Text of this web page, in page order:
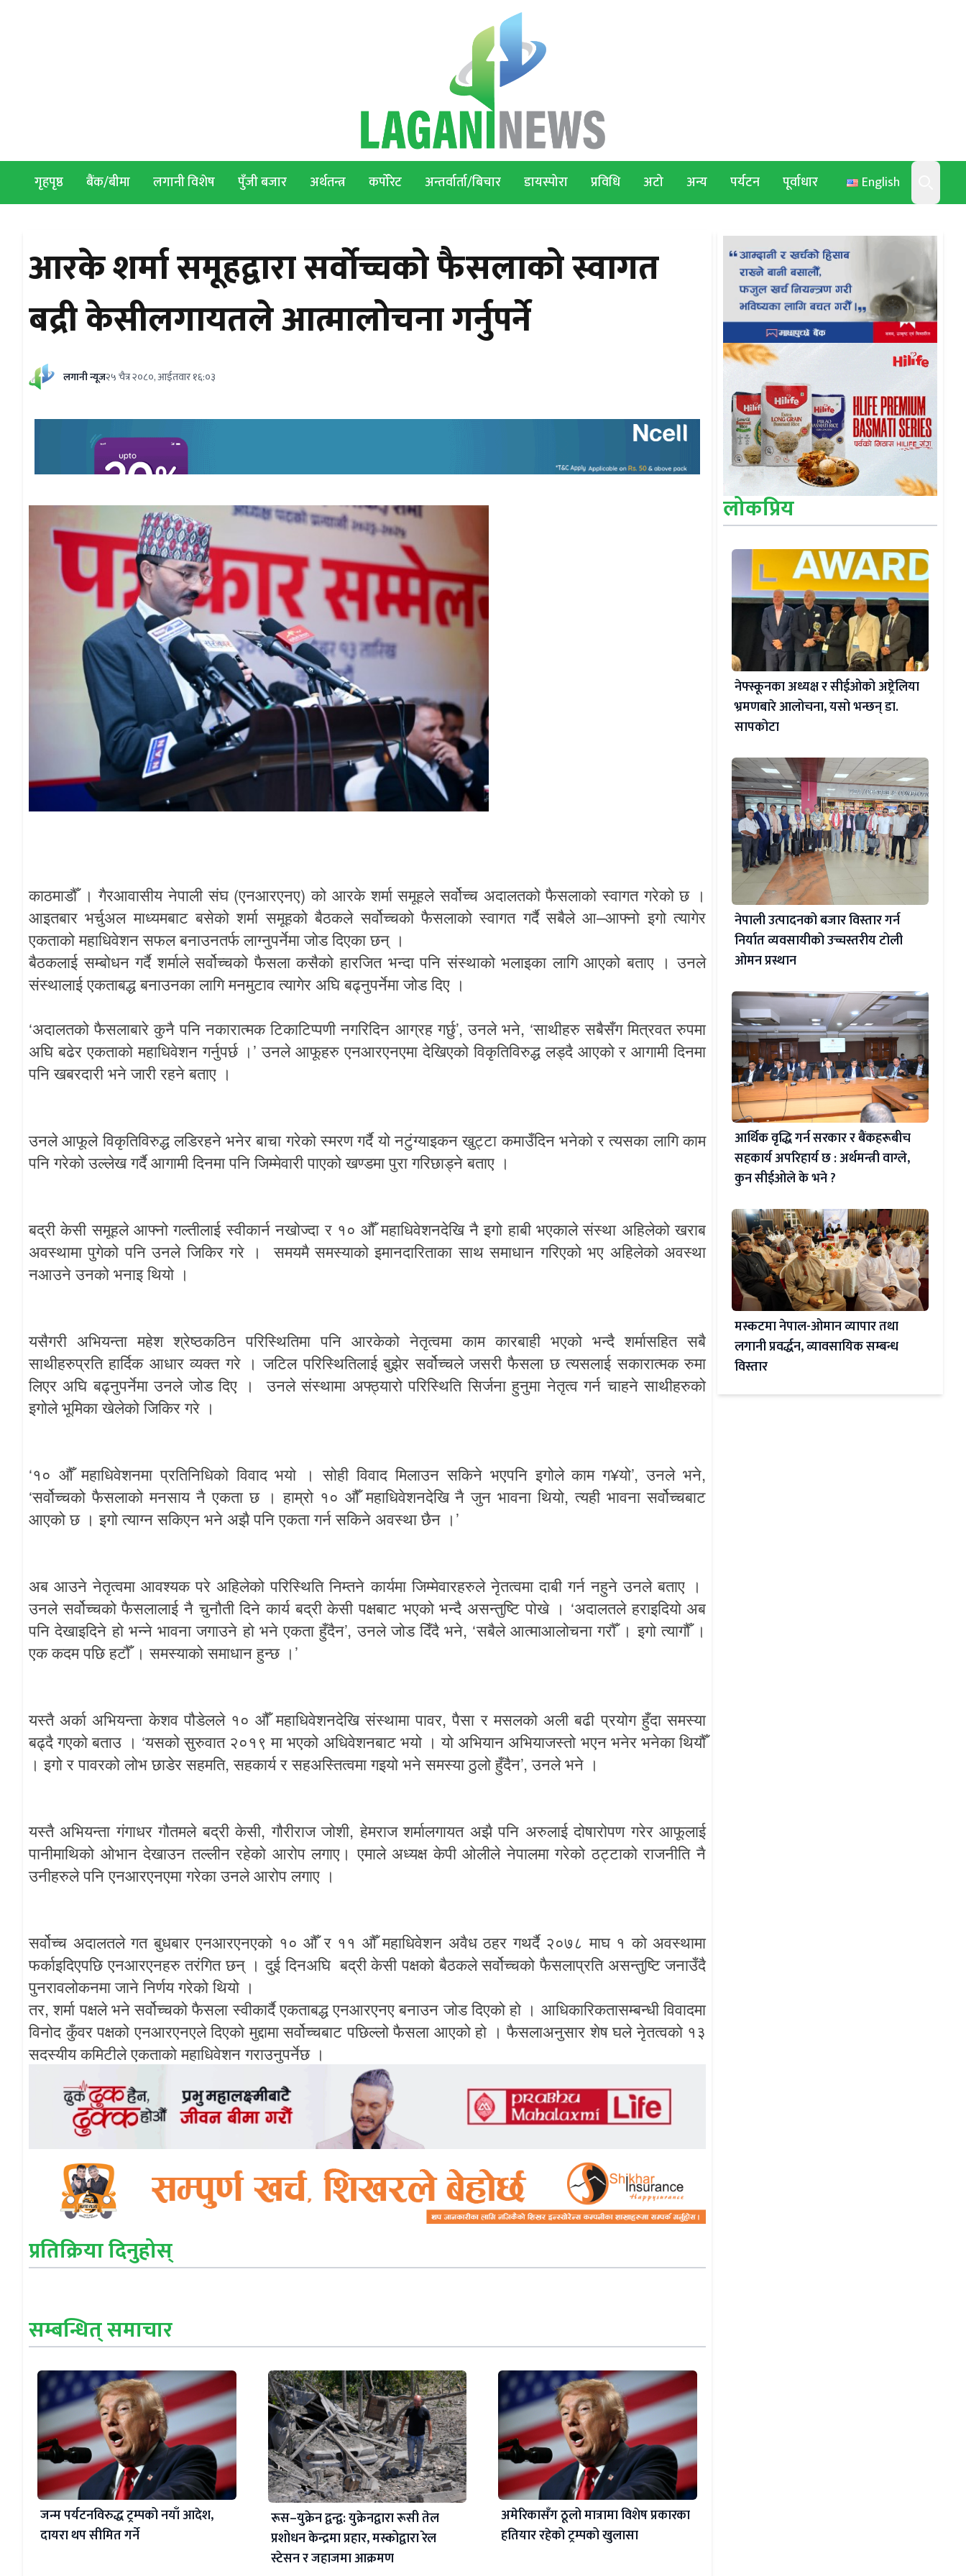
English
Search
गृहपृष्ठ बैंक/बीमा लगानी विशेष पुँजी बजार अर्थतन्त्र कर्पोरेट अन्तर्वार्ता/बिचार डायस्पोरा प्रविधि अटो अन्य पर्यटन पूर्वाधार
आरके शर्मा समूहद्वारा सर्वोच्चको फैसलाको स्वागत
बद्री केसीलगायतले आत्मालोचना गर्नुपर्ने
लगानी न्यूज२५ चैत्र २०८०, आईतवार १६:०३
काठमाडौँ । गैरआवासीय नेपाली संघ(एनआरएनए)को आरके शर्मा समूहले सर्वोच्च अदालतको फैसलाको स्वागत गरेको छ
।
आइतबार भर्चुअल माध्यमबाट बसेको शर्मा समूहको बैठकले सर्वोच्चको फैसलाको स्वागत गर्दै सबैले आ–आफ्नो इगो त्यागेर
एकताको महाधिवेशन सफल बनाउनतर्फ लाग्नुपर्नेमा जोड दिएका छन् ।
बैठकलाई सम्बोधन गर्दै शर्माले सर्वोच्चको फैसला कसैको हारजित भन्दा पनि संस्थाको भलाइका लागि आएको बताए । उनले
संस्थालाई एकताबद्ध बनाउनका लागि मनमुटाव त्यागेर अघि बढ्नुपर्नेमा जोड दिए ।
‘अदालतको फैसलाबारे कुनै पनि नकारात्मक टिकाटिप्पणी नगरिदिन आग्रह गर्छु’,उनले भने, ‘साथीहरु सबैसँग मित्रवत रुपमा
अघि बढेर एकताको महाधिवेशन गर्नुपर्छ । ’उनले आफूहरु एनआरएनएमा देखिएको विकृतिविरुद्ध लड्दै आएको र आगामी दिनमा
पनि खबरदारी भने जारी रहने बताए ।
उनले आफूले विकृतिविरुद्ध लडिरहने भनेर बाचा गरेको स्मरण गर्दै यो नटुंग्याइकन खुट्टा कमाउँदिन भनेको र त्यसका लागि काम
पनि गरेको उल्लेख गर्दै आगामी दिनमा पनि जिम्मेवारी पाएको खण्डमा पुरा गरिछाड्ने बताए ।
बद्री केसी समूहले आफ्नो गल्तीलाई स्वीकार्न नखोज्दा र १० औँ महाधिवेशनदेखि नै इगो हाबी भएकाले संस्था अहिलेको खराब
अवस्थामा पुगेको पनि उनले जिकिर गरे । समयमै समस्याको इमानदारिताका साथ समाधान गरिएको भए अहिलेको अवस्था
नआउने उनको भनाइ थियो ।
यसैगरी अभियन्ता महेश श्रेष्ठकठिन परिस्थितिमा पनि आरकेको नेतृत्वमा काम कारबाही भएको भन्दै शर्मासहित सबै
साथीहरुप्रति हार्दिक आधार व्यक्त गरे । जटिल परिस्थितिलाई बुझेर सर्वोच्चले जसरी फैसला छ त्यसलाई सकारात्मक रुमा
लिएर अघि बढ्नुपर्नेमा उनले जोड दिए । उनले संस्थामा अफ्ठ्यारो परिस्थिति सिर्जना हुनुमा नेतृत्व गर्न चाहने साथीहरुको
इगोले भूमिका खेलेको जिकिर गरे ।
‘१० औँ महाधिवेशनमा प्रतिनिधिको विवाद भयो । सोही विवाद मिलाउन सकिने भएपनि इगोले काम ग¥यो’,उनले भने,
‘सर्वोच्चको फैसलाको मनसाय नै एकता छ । हाम्रो १० औँ महाधिवेशनदेखि नै जुन भावना थियो,त्यही भावना सर्वोच्चबाट
आएको छ । इगो त्याग्न सकिएन भने अझै पनि एकता गर्न सकिने अवस्था छैन । ’
अब आउने नेतृत्वमा आवश्यक परे अहिलेको परिस्थिति निम्तने कार्यमा जिम्मेवारहरुले नेृतत्वमा दाबी गर्न नहुने उनले बताए
।
उनले सर्वोच्चको फैसलालाई नै चुनौती दिने कार्य बद्री केसी पक्षबाट भएको भन्दै असन्तुष्टि पोखे । ‘अदालतले हराइदियो अब
पनि देखाइदिने हो भन्ने भावना जगाउने हो भने एकता हुँदैन’,उनले जोड दिँदै भने, ‘सबैले आत्माआलोचना गरौँ । इगो त्यागौँ
।
एक कदम पछि हटौँ । समस्याको समाधान हुन्छ । ’
यस्तै अर्का अभियन्ता केशव पौडेलले १० औँ महाधिवेशनदेखि संस्थामा पावर,पैसा र मसलको अली बढी प्रयोग हुँदा समस्या
बढ्दै गएको बताउ । ‘यसको सुरुवात २०१९ मा भएको अधिवेशनबाट भयो । यो अभियान अभियाजस्तो भएन भनेर भनेका थियौँ
। इगो र पावरको लोभ छाडेर सहमति,सहकार्य र सहअस्तित्वमा गइयो भने समस्या ठुलो हुँदैन’,उनले भने ।
यस्तै अभियन्ता गंगाधर गौतमले बद्री केसी,गौरीराज जोशी,हेमराज शर्मालगायत अझै पनि अरुलाई दोषारोपण गरेर आफूलाई
पानीमाथिको ओभान देखाउन तल्लीन रहेको आरोप लगाए। एमाले अध्यक्ष केपी ओलीले नेपालमा गरेको ठट्टाको राजनीति नै
उनीहरुले पनि एनआरएनएमा गरेका उनले आरोप लगाए ।
सर्वोच्च अदालतले गत बुधबार एनआरएनएको १० औँ र ११ औँ महाधिवेशन अवैध ठहर गथर्दै २०७८ माघ १ को अवस्थामा
फर्काइदिएपछि एनआरएनहरु तरंगित छन् । दुई दिनअघि बद्री केसी पक्षको बैठकले सर्वोच्चको फैसलाप्रति असन्तुष्टि जनाउँदै
पुनरावलोकनमा जाने निर्णय गरेको थियो ।
तर,शर्मा पक्षले भने सर्वोच्चको फैसला स्वीकार्दै एकताबद्ध एनआरएनए बनाउन जोड दिएको हो । आधिकारिकतासम्बन्धी विवादमा
विनोद कुँवर पक्षको एनआरएनएले दिएको मुद्दामा सर्वोच्चबाट पछिल्लो फैसला आएको हो । फैसलाअनुसार शेष घले नेृतत्वको १३
सदस्यीय कमिटीले एकताको महाधिवेशन गराउनुपर्नेछ ।
प्रतिक्रिया दिनुहोस्
सम्बन्धित् समाचार
जन्म पर्यटनविरुद्ध ट्रम्पको नयाँ आदेश,
दायरा थप सीमित गर्ने
रूस–युक्रेन द्वन्द्व: युक्रेनद्वारा रूसी तेल
प्रशोधन केन्द्रमा प्रहार, मस्कोद्वारा रेल
स्टेसन र जहाजमा आक्रमण
अमेरिकासँग ठूलो मात्रामा विशेष प्रकारका
हतियार रहेको ट्रम्पको खुलासा
लोकप्रिय
नेफ्स्कूनका अध्यक्ष र सीईओको अष्ट्रेलिया
भ्रमणबारे आलोचना, यसो भन्छन् डा‍.
सापकोटा
नेपाली उत्पादनको बजार विस्तार गर्न
निर्यात व्यवसायीको उच्चस्तरीय टोली
ओमन प्रस्थान
आर्थिक वृद्धि गर्न सरकार र बैंकहरूबीच
सहकार्य अपरिहार्य छ : अर्थमन्त्री वाग्ले,
कुन सीईओले के भने ?
मस्कटमा नेपाल-ओमान व्यापार तथा
लगानी प्रवर्द्धन, व्यावसायिक सम्बन्ध
विस्तार